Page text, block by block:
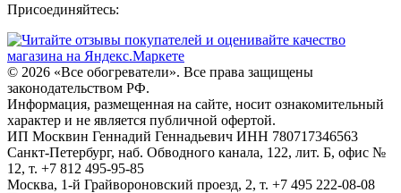
Присоединяйтесь:
© 2026 «Все обогреватели». Все права защищены
законодательством РФ.
Информация, размещенная на сайте, носит ознакомительный
характер и не является публичной офертой.
ИП Москвин Геннадий Геннадьевич ИНН 780717346563
Санкт-Петербург, наб. Обводного канала, 122, лит. Б, офис №
12, т. +7 812 495-95-85
Москва, 1-й Грайвороновский проезд, 2, т. +7 495 222-08-08